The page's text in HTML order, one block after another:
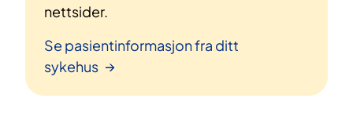
nettsider.
Se pasientinformasjon fra ditt
sykehus